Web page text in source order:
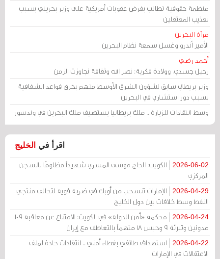
منظمة حقوقية تطالب بفرض عقوبات أمريكية على وزير بحريني بسبب
تعذيب المعتقلين
مرآة البحرين
الأمير أندرو وغسل سمعة نظام البحرين
أحمد رضي
رحيل جسدي، وولادة فكرية: نصر الله وثقافة تجاوزت الزمن
وزير بريطاني سابق لشؤون الشرق الأوسط متهم بخرق قواعد الشفافية
بسبب دور استشاري في البحرين
وسط انتقادات للزيارة .. ملك بريطانيا يستضيف ملك البحرين في وندسور
اقرأ في الخليج
2026-06-02
الكويت: الحاج موسى المسري شهيداً مظلومًا بالسجن
المركزي
2026-04-29
الإمارات تنسحب من أوبك في ضربة قوية لتحالف منتجي
النفط وسط خلافات بين دول الخليج
2026-04-24
محكمة «أمن الدولة» في الكويت: الامتناع عن معاقبة 109
مدونين وتبرئة 9 وحبس 18 متهماً بالتعاطف مع إيران
2026-04-22
استهداف طائفي بغطاء أمني .. انتقادات حادة لملف
الاعتقالات في الإمارات